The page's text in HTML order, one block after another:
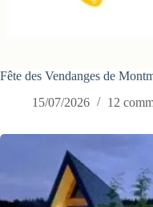
Fête des Vendanges de
15/07/2026
12